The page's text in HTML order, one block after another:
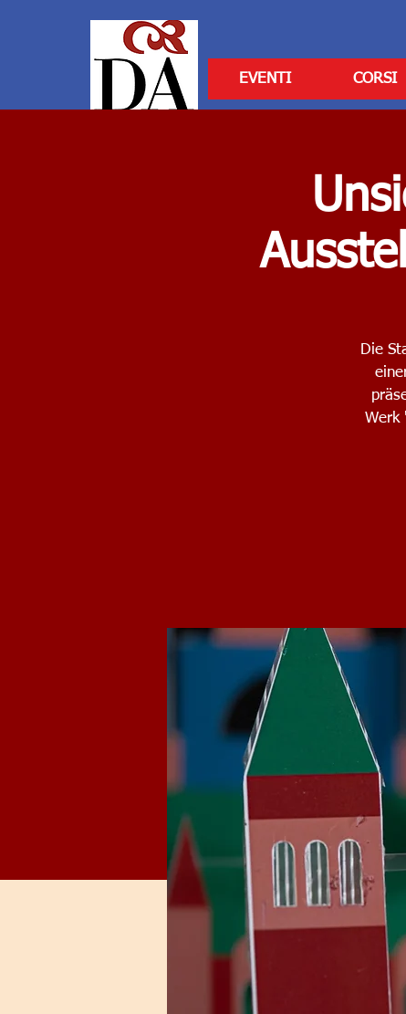
EVENTI CORSI
Die
Werk